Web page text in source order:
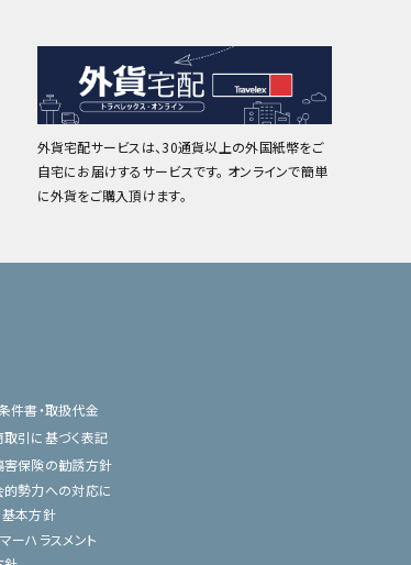
外貨宅配サービスは、30通貨以上の外国紙幣をご
自宅にお届けするサービスです。 オンラインで簡単
に外貨をご購入頂けます。
件書・取扱代金
引に基づく表記
害保険の勧誘方針
的勢力への対応に
基本方針
ーハラスメント